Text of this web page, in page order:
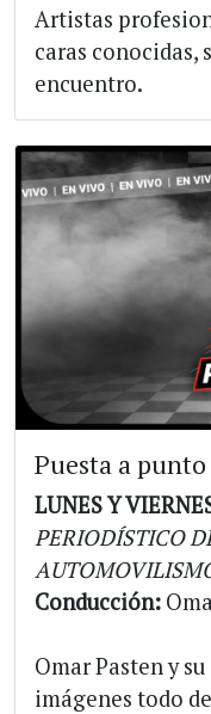
Artistas
caras conocidas,
encuentro.
Puesta a punto
LUNES Y
PERIODÍSTICO
Conducción:
Omar Pasten y
imágenes todo